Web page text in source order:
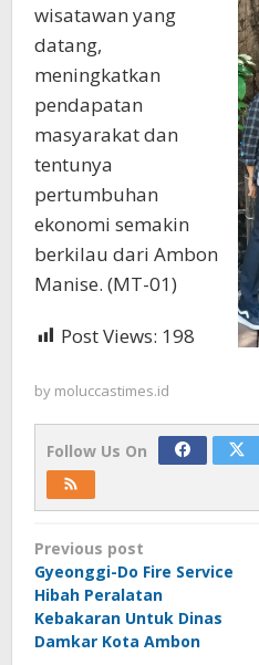
wisatawan yang
datang,
meningkatkan
pendapatan
masyarakat dan
tentunya
pertumbuhan
ekonomi semakin
berkilau dari Ambon
Manise. (MT-01)
Post Views: 198
by moluccastimes.id
Follow Us On
Post
navigation
Previous post
Gyeonggi-Do Fire Service
Hibah Peralatan
Kebakaran Untuk Dinas
Damkar Kota Ambon